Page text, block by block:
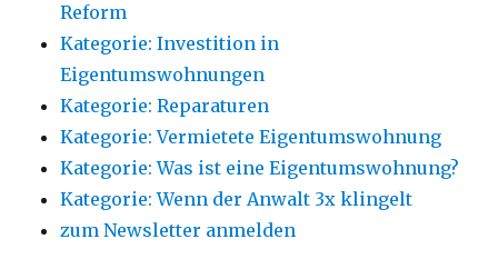
Reform
Kategorie: Investition in
Eigentumswohnungen
Kategorie: Reparaturen
Kategorie: Vermietete Eigentumswohnung
Kategorie: Was ist eine Eigentumswohnung?
Kategorie: Wenn der Anwalt 3x klingelt
zum Newsletter anmelden